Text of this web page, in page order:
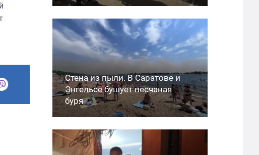
Стена из пыли. В Саратове и
Энгельсе бушует песчаная
буря